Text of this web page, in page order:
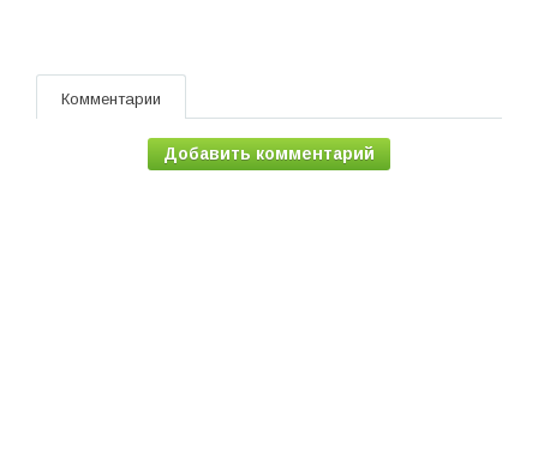
Комментарии
Добавить комментарий